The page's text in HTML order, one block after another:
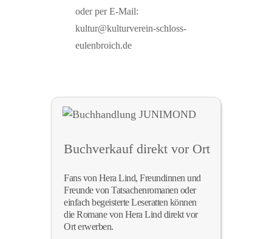
oder per E-Mail:
kultur@kulturverein-schloss-
eulenbroich.de
Buchverkauf direkt vor Ort
Fans von Hera Lind, Freundinnen und
Freunde von Tatsachenromanen oder
einfach begeisterte Leseratten können
die Romane von Hera Lind direkt vor
Ort erwerben.